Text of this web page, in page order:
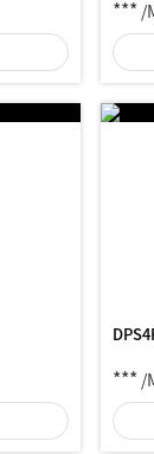
*** /
*** /